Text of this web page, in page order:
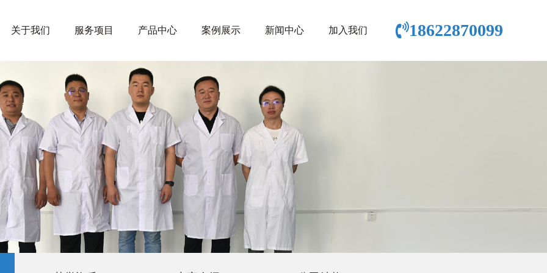
关于我们 服务项目 产品中心 案例展示 新闻中心 加入我们 18622870099